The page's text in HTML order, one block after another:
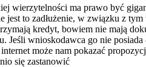
wierzytelności ma prawo być
jest to zadłużenie, w związku z
kredyt, bowiem nie mają
Jeśli wnioskodawca go nie
może nam pokazać
się zastanowić